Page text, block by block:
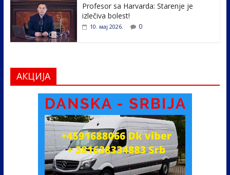
Profesor sa Harvarda: Starenje je
izlečiva bolest!
10. мај 2026. 0
АКЦИЈА